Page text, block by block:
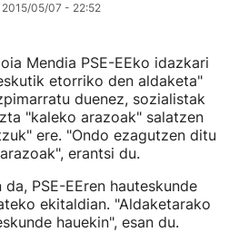
2015/05/07 - 22:52
Mendia PSE-EEko idazkari
etorriko den aldaketa"
duenez, sozialistak
"kaleko arazoak" salatzen
ere. "Ondo ezagutzen ditu
erantsi du.
PSE-EEren hauteskunde
ekitaldian. "Aldaketarako
hauekin", esan du.